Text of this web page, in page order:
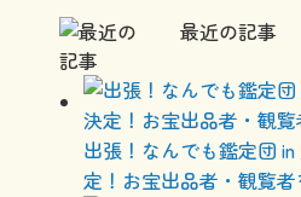
最近の記事
出張！なんでも鑑定団
定！お宝出品者・観覧